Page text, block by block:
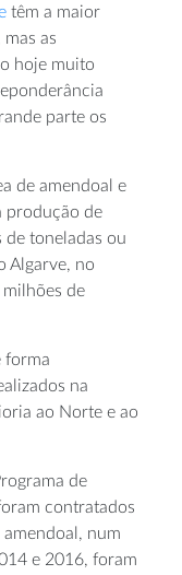
têm a maior
as
hoje muito
parte os
de amendoal e
produção de
de toneladas ou
Algarve, no
de
forma
na
ao Norte e ao
de
contratados
num
e 2016, foram